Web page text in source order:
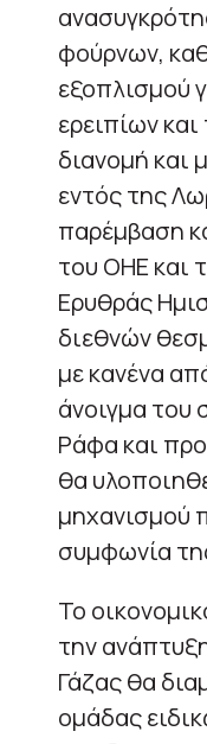
φούρνων,
εξοπλισμού
ερειπίων
διανομή και
εντός της
παρέμβαση
του ΟΗΕ και
Ερυθράς
διεθνών
με κανένα
άνοιγμα του
Ράφα και
θα
μηχανισμού
συμφωνία
Το
την
Γάζας θα
ομάδας